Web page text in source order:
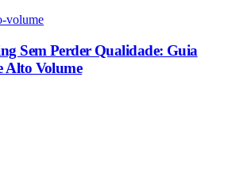
volume
Sem Perder Qualidade: Guia
Alto Volume